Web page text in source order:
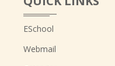
ESchool
Webmail